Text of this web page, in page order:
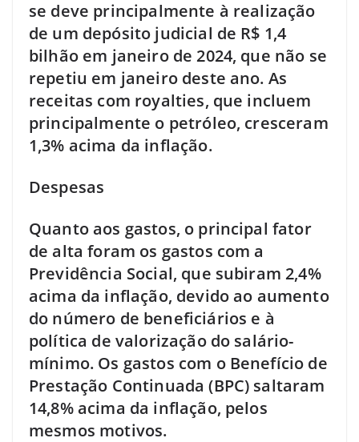
se deve principalmente à realização
de um depósito judicial de R$ 1,4
bilhão em janeiro de 2024, que não se
repetiu em janeiro deste ano. As
receitas com royalties, que incluem
principalmente o petróleo, cresceram
1,3% acima da inflação.
Despesas
Quanto aos gastos, o principal fator
de alta foram os gastos com a
Previdência Social, que subiram 2,4%
acima da inflação, devido ao aumento
do número de beneficiários e à
política de valorização do salário-
mínimo. Os gastos com o Benefício de
Prestação Continuada (BPC) saltaram
14,8% acima da inflação, pelos
mesmos motivos.